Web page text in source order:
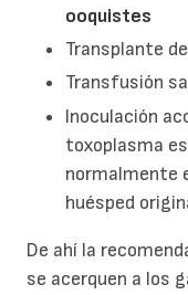
ooquistes
Transplante
Transfusión
Inoculación
toxoplasma
normalmente
huésped
De ahí la
se acerquen a los